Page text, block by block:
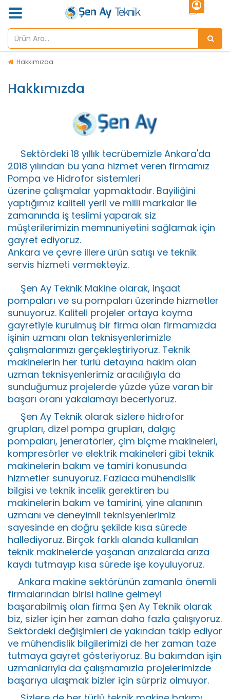
Hakkımızda
Hakkımızda
Sektördeki 18 yıllık tecrübemizle Ankara'da
2018 yılından bu yana hizmet veren firmamız
Pompa ve Hidrofor sistemleri
üzerine çalışmalar yapmaktadır. Bayiliğini
yaptığımız kaliteli yerli ve milli markalar ile
zamanında iş teslimi yaparak siz
müşterilerimizin memnuniyetini sağlamak için
gayret ediyoruz.
Ankara ve çevre illere ürün satışı ve teknik
servis hizmeti vermekteyiz.
Şen Ay Teknik Makine olarak, inşaat
pompaları ve su pompaları üzerinde hizmetler
sunuyoruz. Kaliteli projeler ortaya koyma
gayretiyle kurulmuş bir firma olan firmamızda
işinin uzmanı olan teknisyenlerimizle
çalışmalarımızı gerçekleştiriyoruz. Teknik
makinelerin her türlü detayına hakim olan
uzman teknisyenlerimiz aracılığıyla da
sunduğumuz projelerde yüzde yüze varan bir
başarı oranı yakalamayı beceriyoruz.
Şen Ay Teknik olarak sizlere hidrofor
grupları, dizel pompa grupları, dalgıç
pompaları, jeneratörler, çim biçme makineleri,
kompresörler ve elektrik makineleri gibi teknik
makinelerin bakım ve tamiri konusunda
hizmetler sunuyoruz. Fazlaca mühendislik
bilgisi ve teknik incelik gerektiren bu
makinelerin bakım ve tamirini, yine alanının
uzmanı ve deneyimli teknisyenlerimiz
sayesinde en doğru şekilde kısa sürede
hallediyoruz. Birçok farklı alanda kullanılan
teknik makinelerde yaşanan arızalarda arıza
kaydı tutmayıp kısa sürede işe koyuluyoruz.
Ankara makine sektörünün zamanla önemli
firmalarından birisi haline gelmeyi
başarabilmiş olan firma Şen Ay Teknik olarak
biz, sizler için her zaman daha fazla çalışıyoruz.
Sektördeki değişimleri de yakından takip ediyor
ve mühendislik bilgilerimizi de her zaman taze
tutmaya gayret gösteriyoruz. Bu bakımdan işin
uzmanlarıyla da çalışmamızla projelerimizde
başarıya ulaşmak bizler için sürpriz olmuyor.